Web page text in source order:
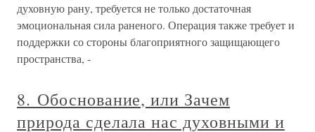
духовную рану, требуется не только достаточная
эмоциональная сила раненого. Операция также требует и
поддержки со стороны благоприятного защищающего
пространства, -
8. Обоснование, или Зачем
природа сделала нас духовными и